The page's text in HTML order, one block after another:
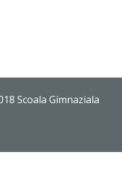
Scoala Gimnaziala